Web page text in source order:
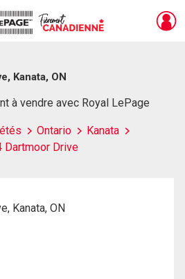
Kanata, ON
à vendre avec Royal LePage
Ontario
Kanata
Dartmoor Drive